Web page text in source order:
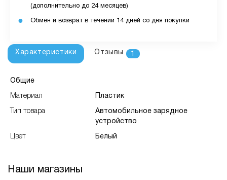
(дополнительно до 24 месяцев)
Обмен и возврат в течении 14 дней со дня покупки
Характеристики Отзывы 1
Общие
Материал Пластик
Тип товара
Автомобильное зарядное
устройство
Цвет Белый
Наши магазины